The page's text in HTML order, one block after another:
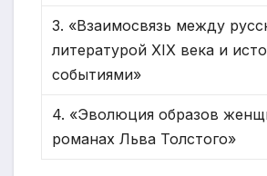
3. «Взаимосвязь между
литературой XIX века и
событиями»
4. «Эволюция образов
романах Льва Толстого»